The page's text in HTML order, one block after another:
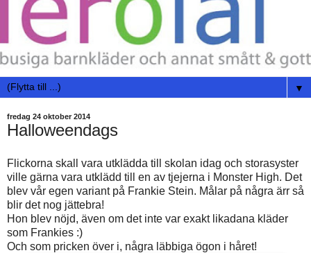
▼
fredag 24 oktober 2014
Halloweendags
Flickorna skall vara utklädda till skolan idag och storasyster
ville gärna vara utklädd till en av tjejerna i Monster High. Det
blev vår egen variant på Frankie Stein. Målar på några ärr så
blir det nog jättebra!
Hon blev nöjd, även om det inte var exakt likadana kläder
som Frankies :)
Och som pricken över i, några läbbiga ögon i håret!